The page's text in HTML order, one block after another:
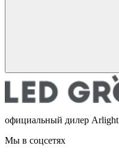
официальный дилер Arlight
Мы в соцсетях